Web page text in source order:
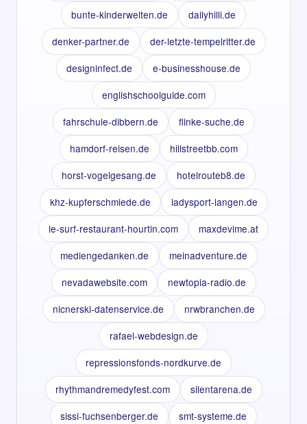
bunte-kinderwelten.de
dailyhilli.de
denker-partner.de
der-letzte-tempelritter.de
designinfect.de
e-businesshouse.de
englishschoolguide.com
fahrschule-dibbern.de
flinke-suche.de
hamdorf-reisen.de
hillstreetbb.com
horst-vogelgesang.de
hotelrouteb8.de
khz-kupferschmiede.de
ladysport-langen.de
le-surf-restaurant-hourtin.com
maxdevime.at
mediengedanken.de
meinadventure.de
nevadawebsite.com
newtopia-radio.de
nicnerski-datenservice.de
nrwbranchen.de
rafael-webdesign.de
repressionsfonds-nordkurve.de
rhythmandremedyfest.com
silentarena.de
sissi-fuchsenberger.de
smt-systeme.de